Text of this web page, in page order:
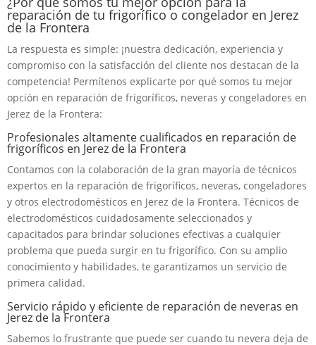
reparación de tu frigorífico o congelador en Jerez
de la Frontera
La respuesta es simple: ¡nuestra dedicación, experiencia y
compromiso con la satisfacción del cliente nos destacan de la
competencia! Permítenos explicarte por qué somos tu mejor
opción en reparación de frigoríficos, neveras y congeladores en
Jerez de la Frontera:
Profesionales altamente cualificados en reparación de
frigoríficos en Jerez de la Frontera
Contamos con la colaboración de la gran mayoría de técnicos
expertos en la reparación de frigoríficos, neveras, congeladores
y otros electrodomésticos en Jerez de la Frontera. Técnicos de
electrodomésticos cuidadosamente seleccionados y
capacitados para brindar soluciones efectivas a cualquier
problema que pueda surgir en tu frigorífico. Con su amplio
conocimiento y habilidades, te garantizamos un servicio de
primera calidad.
Servicio rápido y eficiente de reparación de neveras en
Jerez de la Frontera
Sabemos lo frustrante que puede ser cuando tu nevera deja de